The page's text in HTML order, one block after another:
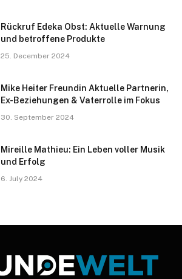
Rückruf Edeka Obst: Aktuelle Warnung
und betroffene Produkte
25. December 2024
Mike Heiter Freundin Aktuelle Partnerin,
Ex-Beziehungen & Vaterrolle im Fokus
30. September 2024
Mireille Mathieu: Ein Leben voller Musik
und Erfolg
6. July 2024